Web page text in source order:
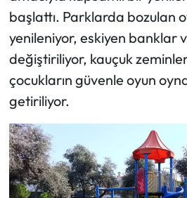
başlattı. Parklarda bozulan
yenileniyor, eskiyen banklar
değiştiriliyor, kauçuk
çocukların güvenle oyun
getiriliyor.